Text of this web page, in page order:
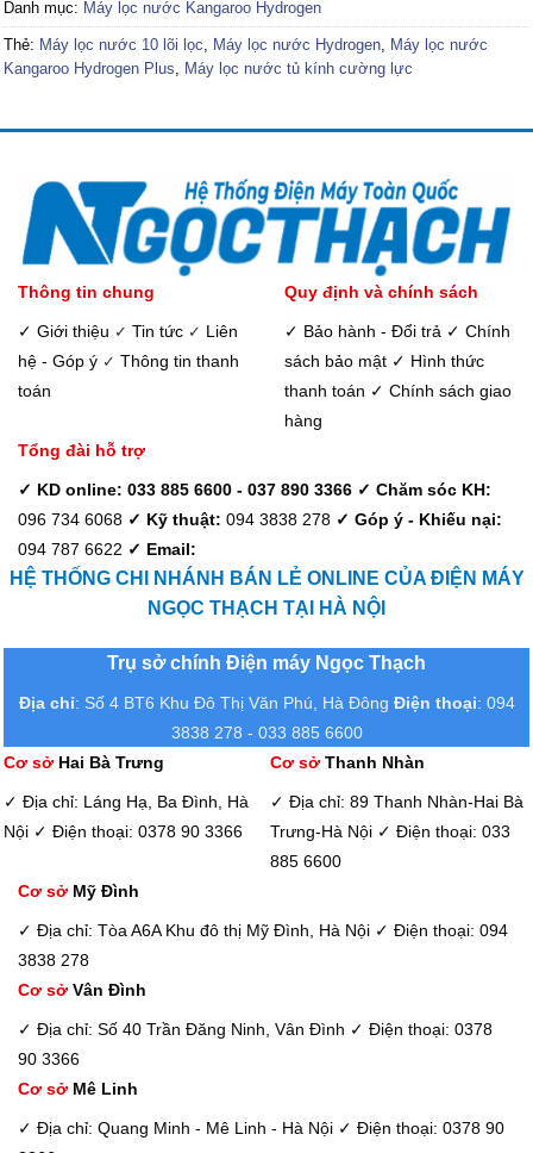
Danh mục: Máy lọc nước Kangaroo Hydrogen
Thẻ: Máy lọc nước 10 lõi lọc, Máy lọc nước Hydrogen, Máy lọc nước
Kangaroo Hydrogen Plus, Máy lọc nước tủ kính cường lực
Thông tin chung
✓ Giới thiệu ✓ Tin tức ✓ Liên
hệ - Góp ý ✓ Thông tin thanh
toán
Quy định và chính sách
✓ Bảo hành - Đổi trả ✓ Chính
sách bảo mật ✓ Hình thức
thanh toán ✓ Chính sách giao
hàng
Tổng đài hỗ trợ
✓ KD online: 033 885 6600 - 037 890 3366 ✓ Chăm sóc KH:
096 734 6068 ✓ Kỹ thuật: 094 3838 278 ✓ Góp ý - Khiếu nại:
094 787 6622 ✓ Email:
HỆ THỐNG CHI NHÁNH BÁN LẺ ONLINE CỦA ĐIỆN MÁY
NGỌC THẠCH TẠI HÀ NỘI
Trụ sở chính Điện máy Ngọc Thạch
Địa chỉ: Số 4 BT6 Khu Đô Thị Văn Phú, Hà Đông Điện thoại: 094
3838 278 - 033 885 6600
Cơ sởHai Bà Trưng
✓ Địa chỉ: Láng Hạ, Ba Đình, Hà
Nội ✓ Điện thoại: 0378 90 3366
Cơ sởThanh Nhàn
✓ Địa chỉ: 89 Thanh Nhàn-Hai Bà
Trưng-Hà Nội ✓ Điện thoại: 033
885 6600
Cơ sở Mỹ Đình
✓ Địa chỉ: Tòa A6A Khu đô thị Mỹ Đình, Hà Nội ✓ Điện thoại: 094
3838 278
Cơ sở Vân Đình
✓ Địa chỉ: Số 40 Trần Đăng Ninh, Vân Đình ✓ Điện thoại: 0378
90 3366
Cơ sở Mê Linh
✓ Địa chỉ: Quang Minh - Mê Linh - Hà Nội ✓ Điện thoại: 0378 90